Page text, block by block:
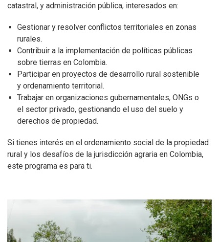
catastral, y administración pública, interesados en:
Gestionar y resolver conflictos territoriales en zonas
rurales.
Contribuir a la implementación de políticas públicas
sobre tierras en Colombia.
Participar en proyectos de desarrollo rural sostenible
y ordenamiento territorial.
Trabajar en organizaciones gubernamentales, ONGs o
el sector privado, gestionando el uso del suelo y
derechos de propiedad.
Si tienes interés en el ordenamiento social de la propiedad
rural y los desafíos de la jurisdicción agraria en Colombia,
este programa es para ti.